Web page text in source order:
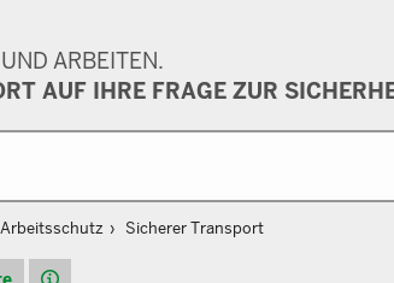
ARBEITEN.
AUF IHRE FRAGE ZUR
Sicherer Transport
Hilfe